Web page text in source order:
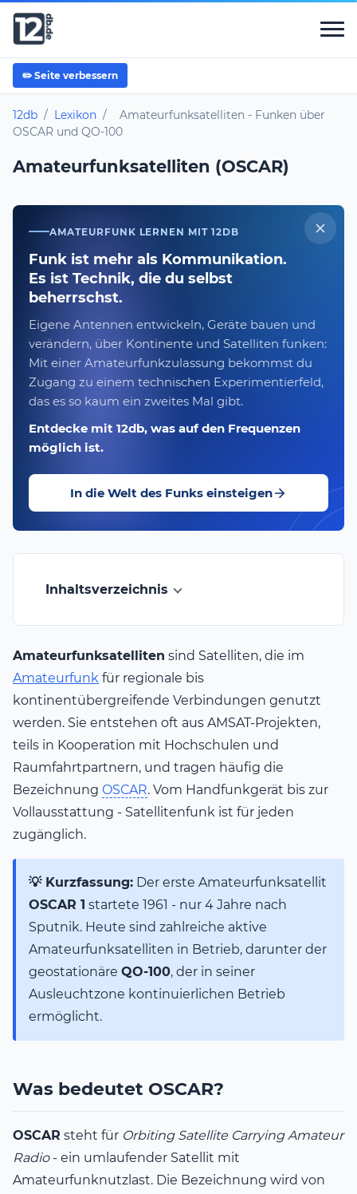
✏️ Seite verbessern
12db / Lexikon /
Amateurfunksatelliten - Funken über
OSCAR und QO-100
Amateurfunksatelliten (OSCAR)
AMATEURFUNK LERNEN MIT 12DB
Funk ist mehr als Kommunikation.
Es ist Technik, die du selbst
beherrschst.
Eigene Antennen entwickeln, Geräte bauen und
verändern, über Kontinente und Satelliten funken:
Mit einer Amateurfunkzulassung bekommst du
Zugang zu einem technischen Experimentierfeld,
das es so kaum ein zweites Mal gibt.
Entdecke mit 12db, was auf den Frequenzen
möglich ist.
In die Welt des Funks einsteigen
Inhaltsverzeichnis
Amateurfunksatelliten sind Satelliten, die im
Amateurfunk für regionale bis
kontinentübergreifende Verbindungen genutzt
werden. Sie entstehen oft aus AMSAT-Projekten,
teils in Kooperation mit Hochschulen und
Raumfahrtpartnern, und tragen häufig die
Bezeichnung OSCAR. Vom Handfunkgerät bis zur
Vollausstattung - Satellitenfunk ist für jeden
zugänglich.
💡 Kurzfassung: Der erste Amateurfunksatellit
OSCAR 1 startete 1961 - nur 4 Jahre nach
Sputnik. Heute sind zahlreiche aktive
Amateurfunksatelliten in Betrieb, darunter der
geostationäre QO-100, der in seiner
Ausleuchtzone kontinuierlichen Betrieb
ermöglicht.
Was bedeutet OSCAR?
OSCAR steht für Orbiting Satellite Carrying Amateur
Radio- ein umlaufender Satellit mit
Amateurfunknutzlast. Die Bezeichnung wird von